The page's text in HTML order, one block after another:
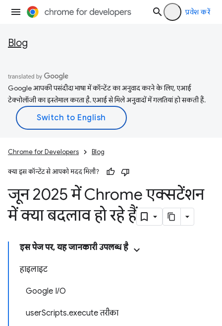
प्रवेश करें
Blog
Google आपकी पसंदीदा भाषा में कॉन्टेंट का अनुवाद करने के लिए, एआई
टेक्नोलॉजी का इस्तेमाल करता है. एआई से मिले अनुवादों में गलतियां हो सकती हैं.
Chrome for Developers Blog
क्या इस कॉन्टेंट से आपको मदद मिली?
जून 2025 में Chrome एक्सटेंशन
में क्या बदलाव हो रहे हैं
इस पेज पर, यह जानकारी उपलब्ध है
हाइलाइट
Google I/O
userScripts.execute तरीका